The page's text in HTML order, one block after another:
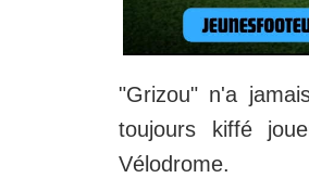
"Grizou" n'a
toujours kiffé
Vélodrome.